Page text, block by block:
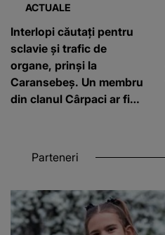
ACTUALE
Interlopi căutați pentru
sclavie și trafic de
organe, prinși la
Caransebeș. Un membru
din clanul Cârpaci ar fi
Parteneri